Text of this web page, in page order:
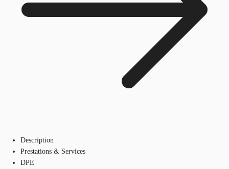
Description
Prestations & Services
DPE